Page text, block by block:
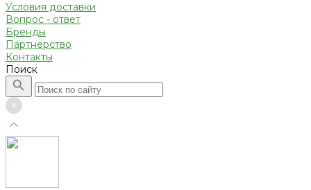
Условия доставки
Вопрос - ответ
Бренды
Партнерство
Контакты
Поиск